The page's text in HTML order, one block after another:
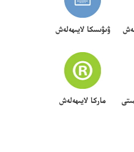
ۋىۋىسكا لايىھەلەش
ماركا لايىھەلەش